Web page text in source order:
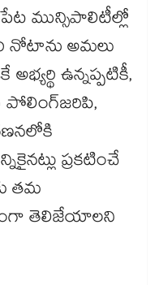
మున్సిపాలిటీల్లో
నోటాను అమలు
ఉన్నప్పటికీ,
ప్రకటించే
తమ
తెలిజేయాలని